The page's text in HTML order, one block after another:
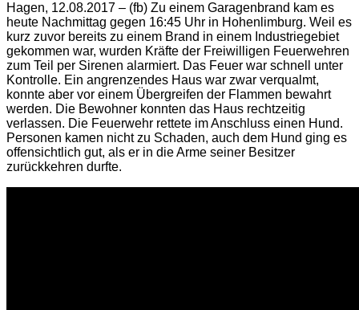
Hagen, 12.08.2017 – (fb) Zu einem Garagenbrand kam es
heute Nachmittag gegen 16:45 Uhr in Hohenlimburg. Weil es
kurz zuvor bereits zu einem Brand in einem Industriegebiet
gekommen war, wurden Kräfte der Freiwilligen Feuerwehren
zum Teil per Sirenen alarmiert. Das Feuer war schnell unter
Kontrolle. Ein angrenzendes Haus war zwar verqualmt,
konnte aber vor einem Übergreifen der Flammen bewahrt
werden. Die Bewohner konnten das Haus rechtzeitig
verlassen. Die Feuerwehr rettete im Anschluss einen Hund.
Personen kamen nicht zu Schaden, auch dem Hund ging es
offensichtlich gut, als er in die Arme seiner Besitzer
zurückkehren durfte.